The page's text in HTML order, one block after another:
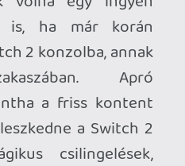
be kell